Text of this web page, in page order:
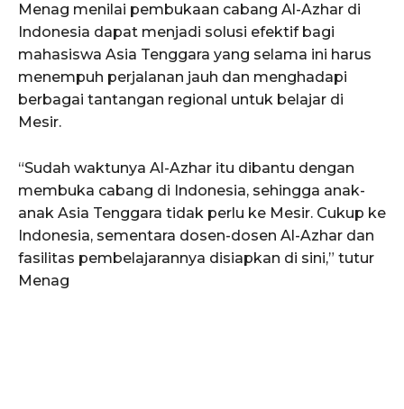
Menag menilai pembukaan cabang Al-Azhar di
Indonesia dapat menjadi solusi efektif bagi
mahasiswa Asia Tenggara yang selama ini harus
menempuh perjalanan jauh dan menghadapi
berbagai tantangan regional untuk belajar di
Mesir.
“Sudah waktunya Al-Azhar itu dibantu dengan
membuka cabang di Indonesia, sehingga anak-
anak Asia Tenggara tidak perlu ke Mesir. Cukup ke
Indonesia, sementara dosen-dosen Al-Azhar dan
fasilitas pembelajarannya disiapkan di sini,” tutur
Menag